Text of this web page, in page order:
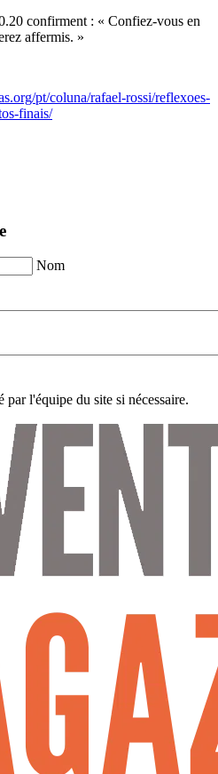
confirment : « Confiez-vous en
affermis. »
pt/coluna/rafael-rossi/reflexoes-
finais/
Nom
par l'équipe du site si nécessaire.